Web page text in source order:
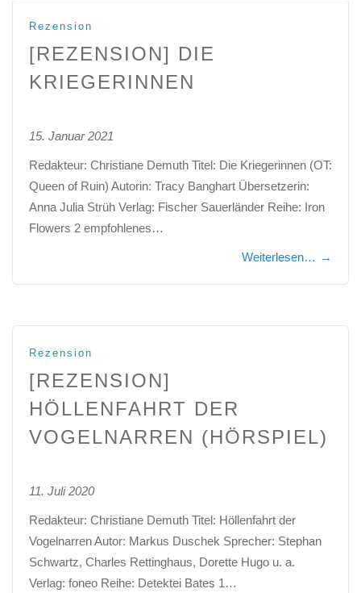
Rezension
[REZENSION] DIE
KRIEGERINNEN
15. Januar 2021
Redakteur: Christiane Demuth Titel: Die Kriegerinnen (OT:
Queen of Ruin) Autorin: Tracy Banghart Übersetzerin:
Anna Julia Strüh Verlag: Fischer Sauerländer Reihe: Iron
Flowers 2 empfohlenes…
Weiterlesen… →
Rezension
[REZENSION]
HÖLLENFAHRT DER
VOGELNARREN (HÖRSPIEL)
11. Juli 2020
Redakteur: Christiane Demuth Titel: Höllenfahrt der
Vogelnarren Autor: Markus Duschek Sprecher: Stephan
Schwartz, Charles Rettinghaus, Dorette Hugo u. a.
Verlag: foneo Reihe: Detektei Bates 1…